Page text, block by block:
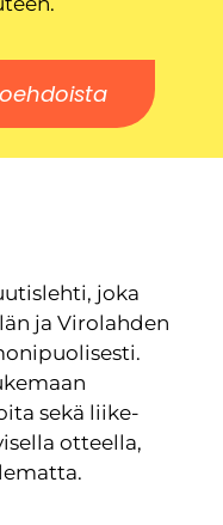
joka
ja Virolahden
sekä liike-
otteella,